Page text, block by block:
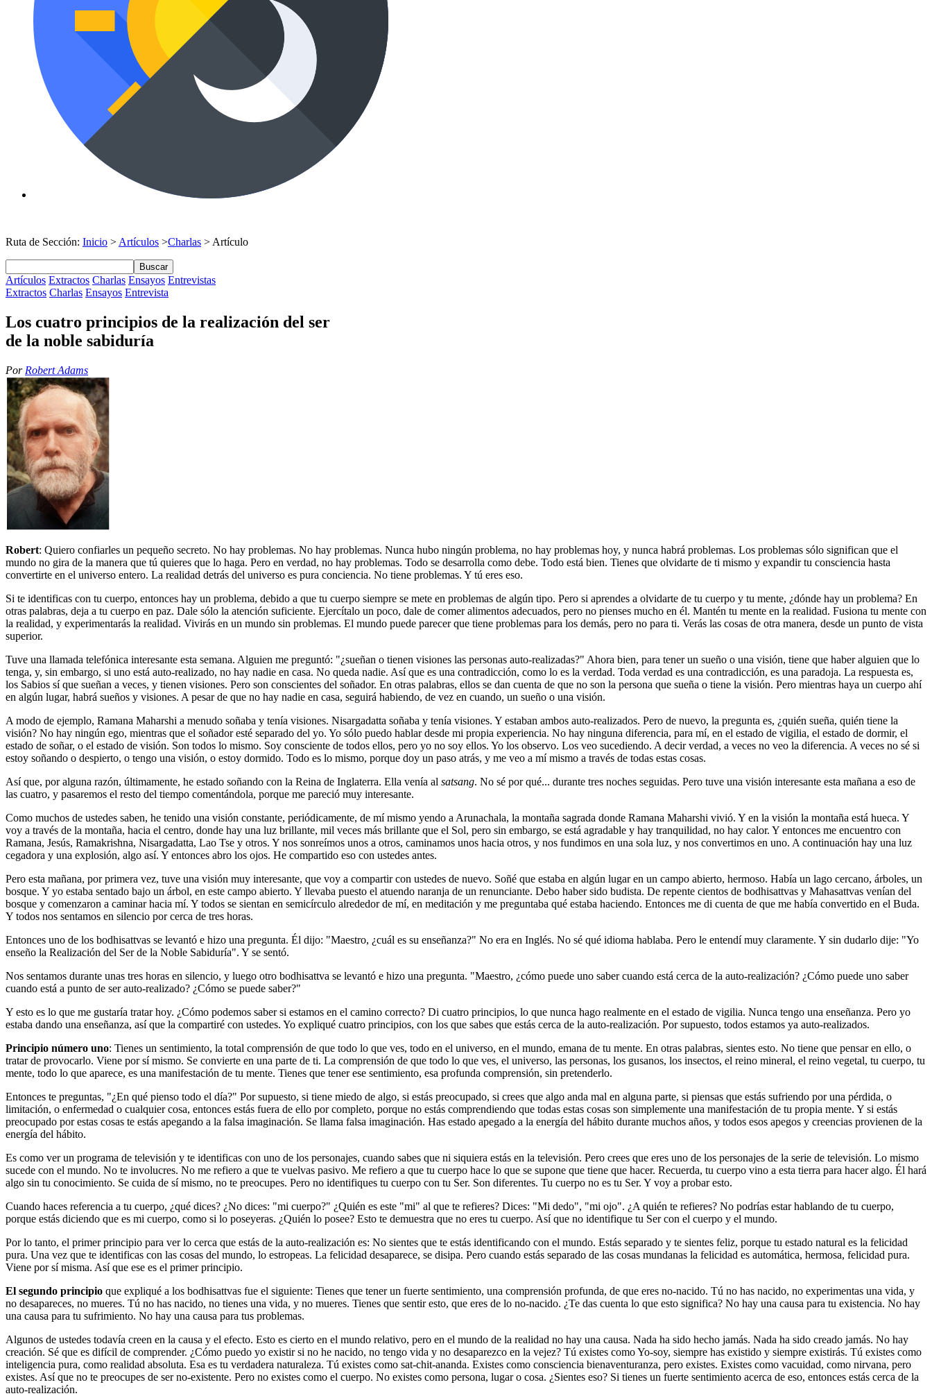
Ruta de Sección: Inicio > Artículos >Charlas > Artículo
Buscar
Artículos Extractos Charlas Ensayos Entrevistas
Extractos Charlas Ensayos Entrevista
Los cuatro principios de la realización del ser
de la noble sabiduría
Por Robert Adams
Robert: Quiero confiarles un pequeño secreto. No hay problemas. No hay problemas. Nunca hubo ningún problema, no hay problemas hoy, y nunca habrá problemas. Los problemas sólo significan que el
mundo no gira de la manera que tú quieres que lo haga. Pero en verdad, no hay problemas. Todo se desarrolla como debe. Todo está bien. Tienes que olvidarte de ti mismo y expandir tu consciencia hasta
convertirte en el universo entero. La realidad detrás del universo es pura conciencia. No tiene problemas. Y tú eres eso.
Si te identificas con tu cuerpo, entonces hay un problema, debido a que tu cuerpo siempre se mete en problemas de algún tipo. Pero si aprendes a olvidarte de tu cuerpo y tu mente, ¿dónde hay un problema? En
otras palabras, deja a tu cuerpo en paz. Dale sólo la atención suficiente. Ejercítalo un poco, dale de comer alimentos adecuados, pero no pienses mucho en él. Mantén tu mente en la realidad. Fusiona tu mente con
la realidad, y experimentarás la realidad. Vivirás en un mundo sin problemas. El mundo puede parecer que tiene problemas para los demás, pero no para ti. Verás las cosas de otra manera, desde un punto de vista
superior.
Tuve una llamada telefónica interesante esta semana. Alguien me preguntó: "¿sueñan o tienen visiones las personas auto-realizadas?" Ahora bien, para tener un sueño o una visión, tiene que haber alguien que lo
tenga, y, sin embargo, si uno está auto-realizado, no hay nadie en casa. No queda nadie. Así que es una contradicción, como lo es la verdad. Toda verdad es una contradicción, es una paradoja. La respuesta es,
los Sabios sí que sueñan a veces, y tienen visiones. Pero son conscientes del soñador. En otras palabras, ellos se dan cuenta de que no son la persona que sueña o tiene la visión. Pero mientras haya un cuerpo ahí
en algún lugar, habrá sueños y visiones. A pesar de que no hay nadie en casa, seguirá habiendo, de vez en cuando, un sueño o una visión.
A modo de ejemplo, Ramana Maharshi a menudo soñaba y tenía visiones. Nisargadatta soñaba y tenía visiones. Y estaban ambos auto-realizados. Pero de nuevo, la pregunta es, ¿quién sueña, quién tiene la
visión? No hay ningún ego, mientras que el soñador esté separado del yo. Yo sólo puedo hablar desde mi propia experiencia. No hay ninguna diferencia, para mí, en el estado de vigilia, el estado de dormir, el
estado de soñar, o el estado de visión. Son todos lo mismo. Soy consciente de todos ellos, pero yo no soy ellos. Yo los observo. Los veo sucediendo. A decir verdad, a veces no veo la diferencia. A veces no sé si
estoy soñando o despierto, o tengo una visión, o estoy dormido. Todo es lo mismo, porque doy un paso atrás, y me veo a mí mismo a través de todas estas cosas.
Así que, por alguna razón, últimamente, he estado soñando con la Reina de Inglaterra. Ella venía al satsang. No sé por qué... durante tres noches seguidas. Pero tuve una visión interesante esta mañana a eso de
las cuatro, y pasaremos el resto del tiempo comentándola, porque me pareció muy interesante.
Como muchos de ustedes saben, he tenido una visión constante, periódicamente, de mí mismo yendo a Arunachala, la montaña sagrada donde Ramana Maharshi vivió. Y en la visión la montaña está hueca. Y
voy a través de la montaña, hacia el centro, donde hay una luz brillante, mil veces más brillante que el Sol, pero sin embargo, se está agradable y hay tranquilidad, no hay calor. Y entonces me encuentro con
Ramana, Jesús, Ramakrishna, Nisargadatta, Lao Tse y otros. Y nos sonreímos unos a otros, caminamos unos hacia otros, y nos fundimos en una sola luz, y nos convertimos en uno. A continuación hay una luz
cegadora y una explosión, algo así. Y entonces abro los ojos. He compartido eso con ustedes antes.
Pero esta mañana, por primera vez, tuve una visión muy interesante, que voy a compartir con ustedes de nuevo. Soñé que estaba en algún lugar en un campo abierto, hermoso. Había un lago cercano, árboles, un
bosque. Y yo estaba sentado bajo un árbol, en este campo abierto. Y llevaba puesto el atuendo naranja de un renunciante. Debo haber sido budista. De repente cientos de bodhisattvas y Mahasattvas venían del
bosque y comenzaron a caminar hacia mí. Y todos se sientan en semicírculo alrededor de mí, en meditación y me preguntaba qué estaba haciendo. Entonces me di cuenta de que me había convertido en el Buda.
Y todos nos sentamos en silencio por cerca de tres horas.
Entonces uno de los bodhisattvas se levantó e hizo una pregunta. Él dijo: "Maestro, ¿cuál es su enseñanza?" No era en Inglés. No sé qué idioma hablaba. Pero le entendí muy claramente. Y sin dudarlo dije: "Yo
enseño la Realización del Ser de la Noble Sabiduría". Y se sentó.
Nos sentamos durante unas tres horas en silencio, y luego otro bodhisattva se levantó e hizo una pregunta. "Maestro, ¿cómo puede uno saber cuando está cerca de la auto-realización? ¿Cómo puede uno saber
cuando está a punto de ser auto-realizado? ¿Cómo se puede saber?"
Y esto es lo que me gustaría tratar hoy. ¿Cómo podemos saber si estamos en el camino correcto? Di cuatro principios, lo que nunca hago realmente en el estado de vigilia. Nunca tengo una enseñanza. Pero yo
estaba dando una enseñanza, así que la compartiré con ustedes. Yo expliqué cuatro principios, con los que sabes que estás cerca de la auto-realización. Por supuesto, todos estamos ya auto-realizados.
Principio número uno: Tienes un sentimiento, la total comprensión de que todo lo que ves, todo en el universo, en el mundo, emana de tu mente. En otras palabras, sientes esto. No tiene que pensar en ello, o
tratar de provocarlo. Viene por sí mismo. Se convierte en una parte de ti. La comprensión de que todo lo que ves, el universo, las personas, los gusanos, los insectos, el reino mineral, el reino vegetal, tu cuerpo, tu
mente, todo lo que aparece, es una manifestación de tu mente. Tienes que tener ese sentimiento, esa profunda comprensión, sin pretenderlo.
Entonces te preguntas, "¿En qué pienso todo el día?" Por supuesto, si tiene miedo de algo, si estás preocupado, si crees que algo anda mal en alguna parte, si piensas que estás sufriendo por una pérdida, o
limitación, o enfermedad o cualquier cosa, entonces estás fuera de ello por completo, porque no estás comprendiendo que todas estas cosas son simplemente una manifestación de tu propia mente. Y si estás
preocupado por estas cosas te estás apegando a la falsa imaginación. Se llama falsa imaginación. Has estado apegado a la energía del hábito durante muchos años, y todos esos apegos y creencias provienen de la
energía del hábito.
Es como ver un programa de televisión y te identificas con uno de los personajes, cuando sabes que ni siquiera estás en la televisión. Pero crees que eres uno de los personajes de la serie de televisión. Lo mismo
sucede con el mundo. No te involucres. No me refiero a que te vuelvas pasivo. Me refiero a que tu cuerpo hace lo que se supone que tiene que hacer. Recuerda, tu cuerpo vino a esta tierra para hacer algo. Él hará
algo sin tu conocimiento. Se cuida de sí mismo, no te preocupes. Pero no identifiques tu cuerpo con tu Ser. Son diferentes. Tu cuerpo no es tu Ser. Y voy a probar esto.
Cuando haces referencia a tu cuerpo, ¿qué dices? ¿No dices: "mi cuerpo?" ¿Quién es este "mi" al que te refieres? Dices: "Mi dedo", "mi ojo". ¿A quién te refieres? No podrías estar hablando de tu cuerpo,
porque estás diciendo que es mi cuerpo, como si lo poseyeras. ¿Quién lo posee? Esto te demuestra que no eres tu cuerpo. Así que no identifique tu Ser con el cuerpo y el mundo.
Por lo tanto, el primer principio para ver lo cerca que estás de la auto-realización es: No sientes que te estás identificando con el mundo. Estás separado y te sientes feliz, porque tu estado natural es la felicidad
pura. Una vez que te identificas con las cosas del mundo, lo estropeas. La felicidad desaparece, se disipa. Pero cuando estás separado de las cosas mundanas la felicidad es automática, hermosa, felicidad pura.
Viene por sí misma. Así que ese es el primer principio.
El segundo principio que expliqué a los bodhisattvas fue el siguiente: Tienes que tener un fuerte sentimiento, una comprensión profunda, de que eres no-nacido. Tú no has nacido, no experimentas una vida, y
no desapareces, no mueres. Tú no has nacido, no tienes una vida, y no mueres. Tienes que sentir esto, que eres de lo no-nacido. ¿Te das cuenta lo que esto significa? No hay una causa para tu existencia. No hay
una causa para tu sufrimiento. No hay una causa para tus problemas.
Algunos de ustedes todavía creen en la causa y el efecto. Esto es cierto en el mundo relativo, pero en el mundo de la realidad no hay una causa. Nada ha sido hecho jamás. Nada ha sido creado jamás. No hay
creación. Sé que es difícil de comprender. ¿Cómo puedo yo existir si no he nacido, no tengo vida y no desaparezco en la vejez? Tú existes como Yo-soy, siempre has existido y siempre existirás. Tú existes como
inteligencia pura, como realidad absoluta. Esa es tu verdadera naturaleza. Tú existes como sat-chit-ananda. Existes como consciencia bienaventuranza, pero existes. Existes como vacuidad, como nirvana, pero
existes. Así que no te preocupes de ser no-existente. Pero no existes como el cuerpo. No existes como persona, lugar o cosa. ¿Sientes eso? Si tienes un fuerte sentimiento acerca de eso, entonces estás cerca de la
auto-realización.